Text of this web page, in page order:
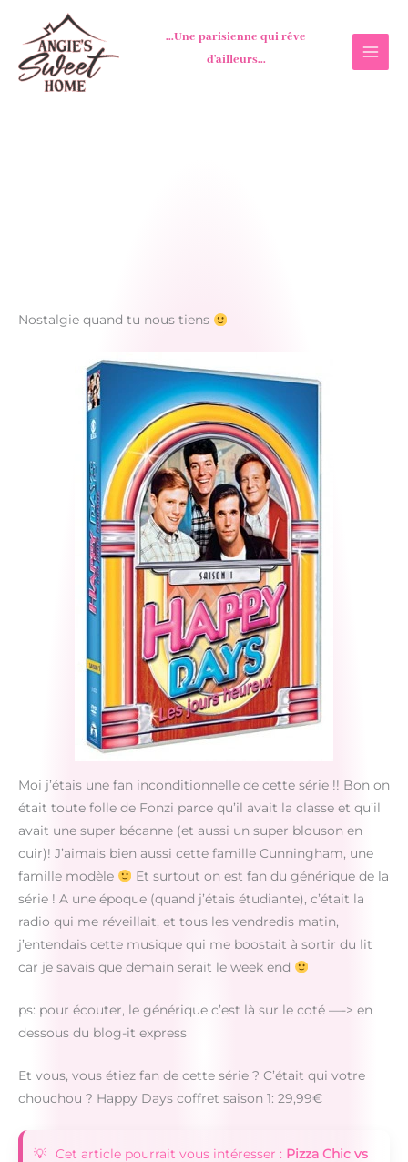
contenu
...Une parisienne qui rêve
d'ailleurs...
Nostalgie quand tu nous tiens
Moi j’étais une fan inconditionnelle de cette série !! Bon on
était toute folle de Fonzi parce qu’il avait la classe et qu’il
avait une super bécanne (et aussi un super blouson en
cuir)! J’aimais bien aussi cette famille Cunningham, une
famille modèle
Et surtout on est fan du générique de la
série ! A une époque (quand j’étais étudiante), c’était la
radio qui me réveillait, et tous les vendredis matin,
j’entendais cette musique qui me boostait à sortir du lit
car je savais que demain serait le week end
ps: pour écouter, le générique c’est là sur le coté —-> en
dessous du blog-it express
Et vous, vous étiez fan de cette série ? C’était qui votre
chouchou ? Happy Days coffret saison 1: 29,99€
Cet article pourrait vous intéresser : Pizza Chic vs